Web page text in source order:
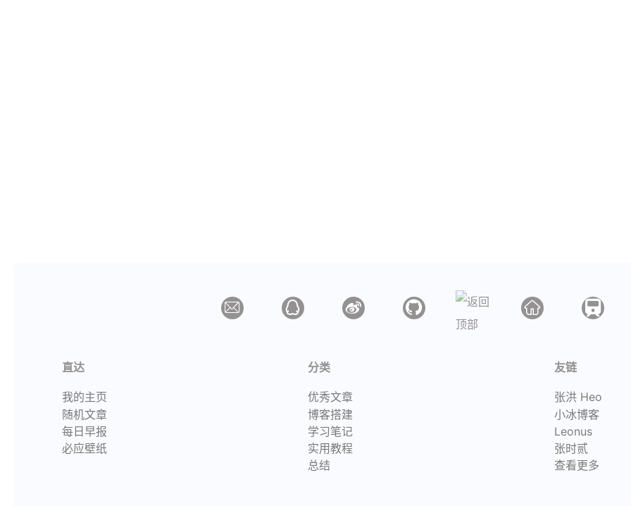
直达
我的主页
随机文章
每日早报
必应壁纸
分类
优秀文章
博客搭建
学习笔记
实用教程
总结
友链
张洪 Heo
小冰博客
Leonus
张时贰
查看更多